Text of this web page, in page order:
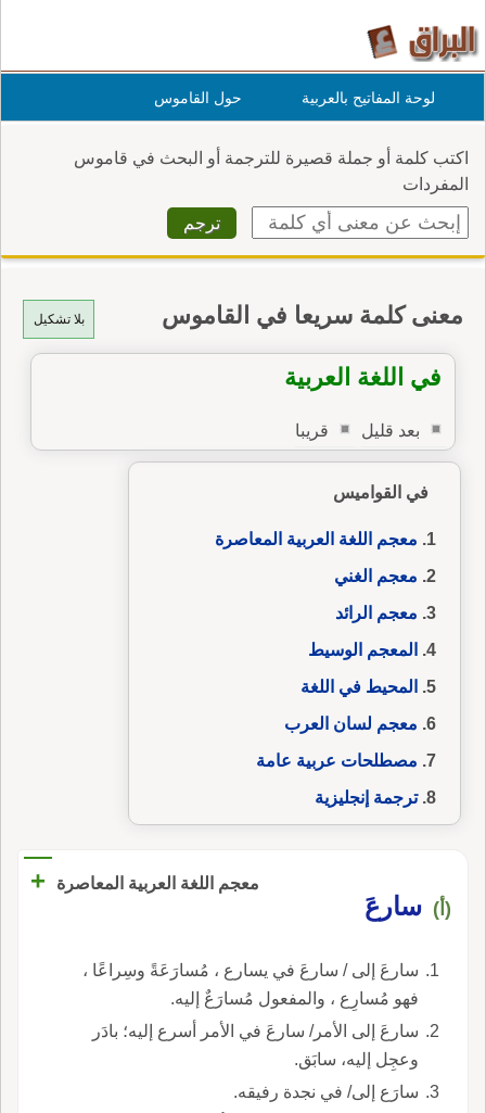
لوحة المفاتيح بالعربية حول القاموس
اكتب كلمة أو جملة قصيرة للترجمة أو البحث في قاموس
المفردات
بلا تشكيل معنى كلمة سريعا في القاموس
في اللغة العربية
بعد قليل قريبا
في القواميس
معجم اللغة العربية المعاصرة
معجم الغني
معجم الرائد
المعجم الوسيط
المحيط في اللغة
معجم لسان العرب
مصطلحات عربية عامة
ترجمة إنجليزية
معجم اللغة العربية المعاصرة +
(أ) سارعَ
سارعَ إلى / سارعَ في يسارع ، مُسارَعَةً وسِراعًا ،
فهو مُسارِع ، والمفعول مُسارَعٌ إليه.
سارعَ إلى الأمر/ سارعَ في الأمر أسرع إليه؛ بادَر
وعجِل إليه، سابَق.
سارَع إلى/ في نجدة رفيقه.